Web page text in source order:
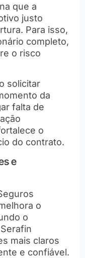
que a
justo
Para isso,
completo,
o risco
solicitar
da
falta de
o
do contrato.
e
o
o
mais claros
e confiável.